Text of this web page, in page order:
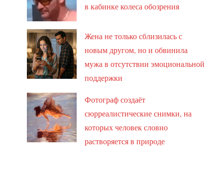
в кабинке колеса обозрения
Жена не только сблизилась с
новым другом, но и обвинила
мужа в отсутствии эмоциональной
поддержки
Фотограф создаёт
сюрреалистические снимки, на
которых человек словно
растворяется в природе